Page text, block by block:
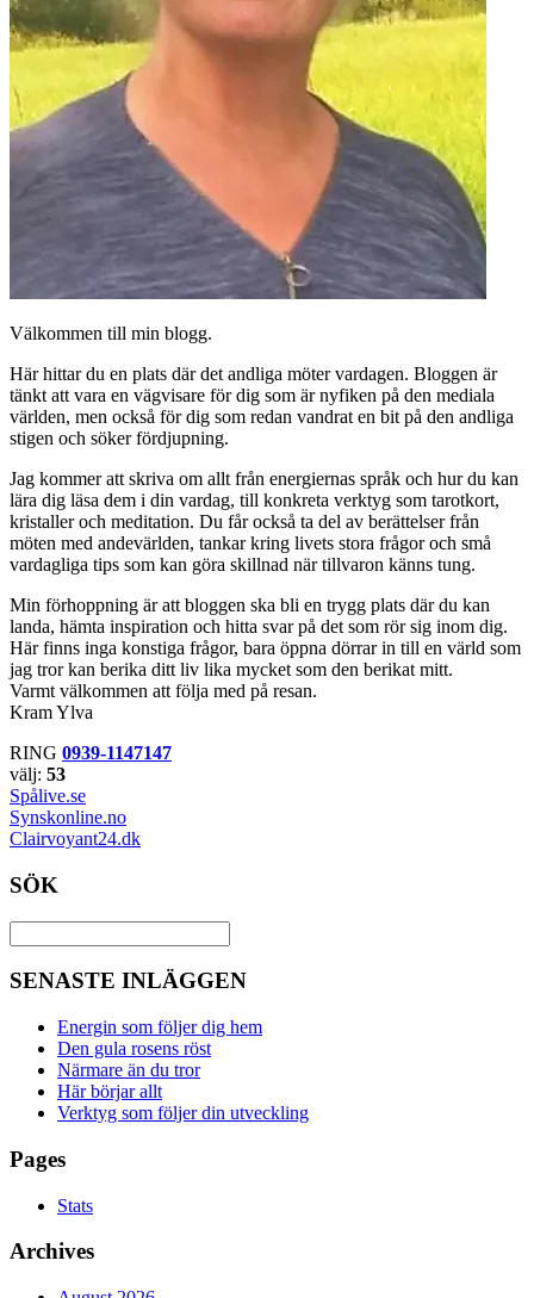
Välkommen till min blogg.
Här hittar du en plats där det andliga möter vardagen. Bloggen är
tänkt att vara en vägvisare för dig som är nyfiken på den mediala
världen, men också för dig som redan vandrat en bit på den andliga
stigen och söker fördjupning.
Jag kommer att skriva om allt från energiernas språk och hur du kan
lära dig läsa dem i din vardag, till konkreta verktyg som tarotkort,
kristaller och meditation. Du får också ta del av berättelser från
möten med andevärlden, tankar kring livets stora frågor och små
vardagliga tips som kan göra skillnad när tillvaron känns tung.
Min förhoppning är att bloggen ska bli en trygg plats där du kan
landa, hämta inspiration och hitta svar på det som rör sig inom dig.
Här finns inga konstiga frågor, bara öppna dörrar in till en värld som
jag tror kan berika ditt liv lika mycket som den berikat mitt.
Varmt välkommen att följa med på resan.
Kram Ylva
RING 0939-1147147
välj: 53
Spålive.se
Synskonline.no
Clairvoyant24.dk
SÖK
SENASTE INLÄGGEN
Energin som följer dig hem
Den gula rosens röst
Närmare än du tror
Här börjar allt
Verktyg som följer din utveckling
Pages
Stats
Archives